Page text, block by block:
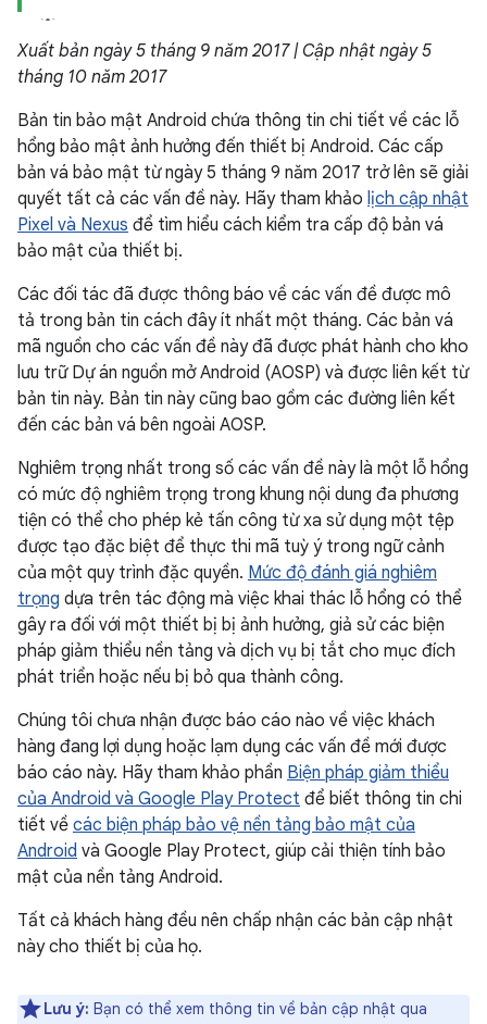
Xuất bản ngày 5 tháng 9 năm 2017 | Cập nhật ngày 5
tháng 10 năm 2017
Bản tin bảo mật Android chứa thông tin chi tiết về các lỗ
hổng bảo mật ảnh hưởng đến thiết bị Android. Các cấp
bản vá bảo mật từ ngày 5 tháng 9 năm 2017 trở lên sẽ giải
quyết tất cả các vấn đề này. Hãy tham khảo lịch cập nhật
Pixel và Nexus để tìm hiểu cách kiểm tra cấp độ bản vá
bảo mật của thiết bị.
Các đối tác đã được thông báo về các vấn đề được mô
tả trong bản tin cách đây ít nhất một tháng. Các bản vá
mã nguồn cho các vấn đề này đã được phát hành cho kho
lưu trữ Dự án nguồn mở Android (AOSP) và được liên kết từ
bản tin này. Bản tin này cũng bao gồm các đường liên kết
đến các bản vá bên ngoài AOSP.
Nghiêm trọng nhất trong số các vấn đề này là một lỗ hổng
có mức độ nghiêm trọng trong khung nội dung đa phương
tiện có thể cho phép kẻ tấn công từ xa sử dụng một tệp
được tạo đặc biệt để thực thi mã tuỳ ý trong ngữ cảnh
của một quy trình đặc quyền. Mức độ đánh giá nghiêm
trọng dựa trên tác động mà việc khai thác lỗ hổng có thể
gây ra đối với một thiết bị bị ảnh hưởng, giả sử các biện
pháp giảm thiểu nền tảng và dịch vụ bị tắt cho mục đích
phát triển hoặc nếu bị bỏ qua thành công.
Chúng tôi chưa nhận được báo cáo nào về việc khách
hàng đang lợi dụng hoặc lạm dụng các vấn đề mới được
báo cáo này. Hãy tham khảo phần Biện pháp giảm thiểu
của Android và Google Play Protect để biết thông tin chi
tiết về các biện pháp bảo vệ nền tảng bảo mật của
Android và Google Play Protect, giúp cải thiện tính bảo
mật của nền tảng Android.
Tất cả khách hàng đều nên chấp nhận các bản cập nhật
này cho thiết bị của họ.
Lưu ý: Bạn có thể xem thông tin về bản cập nhật qua